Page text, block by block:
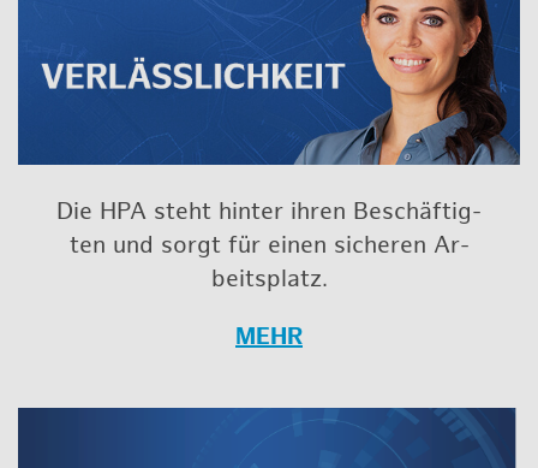
Die HPA steht hin­ter ihren Be­schäf­tig­
ten und sorgt für einen si­che­ren Ar­
beits­platz.
MEHR